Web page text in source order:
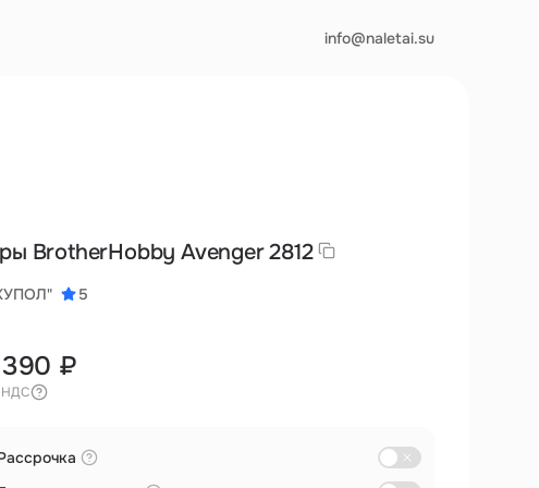
info@naletai.su
BrotherHobby Avenger 2812
5
390 ₽
НДС